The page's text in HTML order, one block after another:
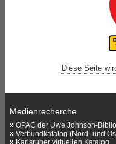
Diese Seite
Medienrecherche
OPAC der Uwe Johnson-
Verbundkatalog (Nord- und
Karlsruher virtuellen Katalog